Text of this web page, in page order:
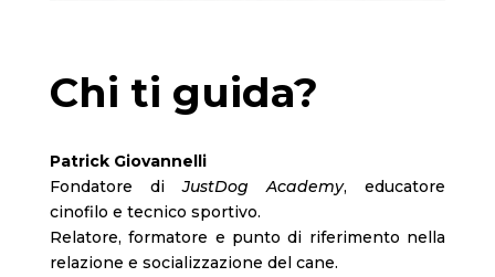
Chi ti guida?
Patrick Giovannelli
Fondatore diJustDog Academy, educatore
cinofilo e tecnico sportivo.
Relatore, formatore e punto di riferimento nella
relazione e socializzazione del cane.